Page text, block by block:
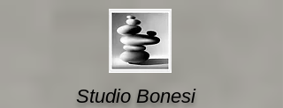
Studio Bonesi